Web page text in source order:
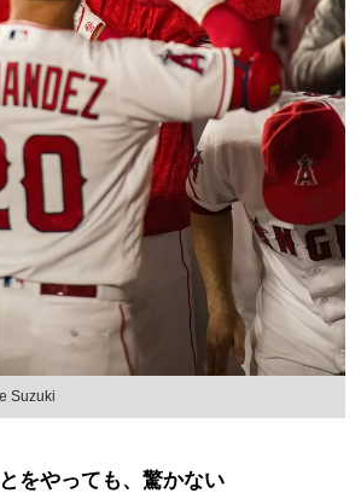
Suzuki
をやっても、驚かない